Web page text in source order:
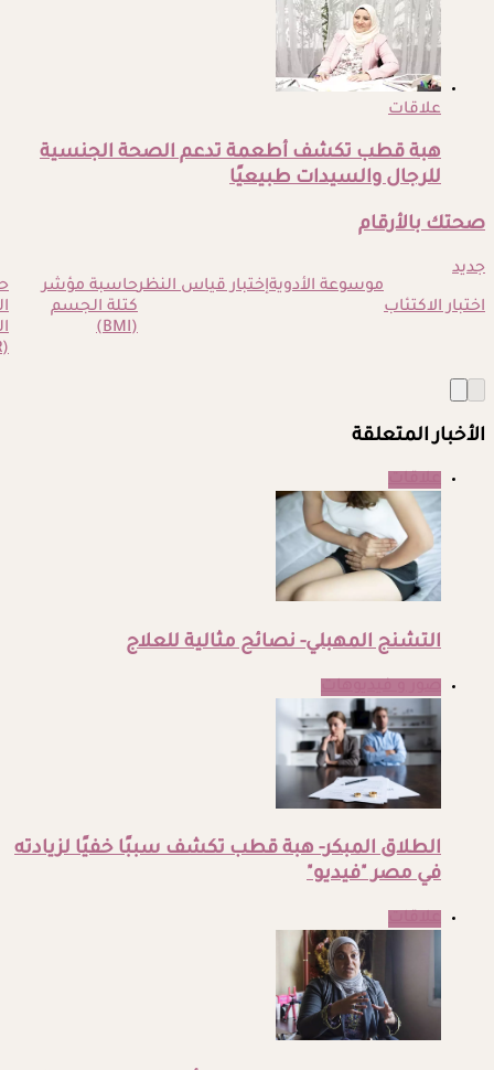
علاقات
هبة قطب تكشف أطعمة تدعم الصحة الجنسية
للرجال والسيدات طبيعيًا
صحتك بالأرقام
جديد
اختبار الاكتئاب
موسوعة الأدويةإختبار قياس النظرحاسبة مؤشر
كتلة الجسم
(BMI)
(BMR)
الأخبار المتعلقة
التشنج المهبلي- نصائح مثالية للعلاج
الطلاق المبكر- هبة قطب تكشف سببًا خفيًا لزيادته
في مصر "فيديو"